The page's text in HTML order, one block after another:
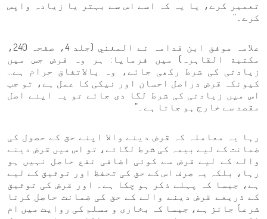
تعمیر کرے، یا یہ کہ اسے اس سے بہتر یا زیادہ واپس
کرے۔”
علامہ موفق ابن قدامہ نے المغني (جلد 4، صفحہ 240،
مکتبة القاہرہ) میں فرمایا: ہر وہ قرض جس میں
زیادتی کی شرط رکھی جائے، وہ بالاتفاق حرام ہے…
کیونکہ قرض دراصل احسان اور نیکی کا عمل ہے، تو جب
اس میں زیادتی کی شرط لگا دی جائے تو یہ اپنے اصل
مقصد سے خارج ہو جاتا ہے۔”
رہا یہ معاملہ کہ قرض دینے والا اپنے حق کے حصول کی
ضمانت کے لیے بیمہ کی شرط لگائے، تو اس میں قرض دینے
والے کے لیے قرض سے کوئی اضافی نفع حاصل نہیں ہو
رہا، بلکہ یہ صرف اس کے حق کی تحفظ اور توثیق کے لیے
ہے، جیسا کہ پہلے ذکر ہو چکا ہے۔ اور قرض کی توثیق
کے ذریعے قرض دینے والے کے حق کی ضمانت حاصل کرنا
شرعاً جائز ہے، جیسا کہ بخاری و مسلم کی روایت میں ام